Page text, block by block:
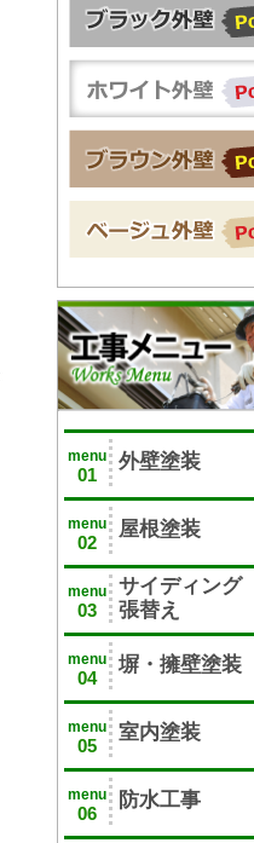
menu
01
外壁塗装
menu
02
屋根塗装
menu
03
サイディング
張替え
menu
04
塀・擁壁塗装
menu
05
室内塗装
menu
06
防水工事